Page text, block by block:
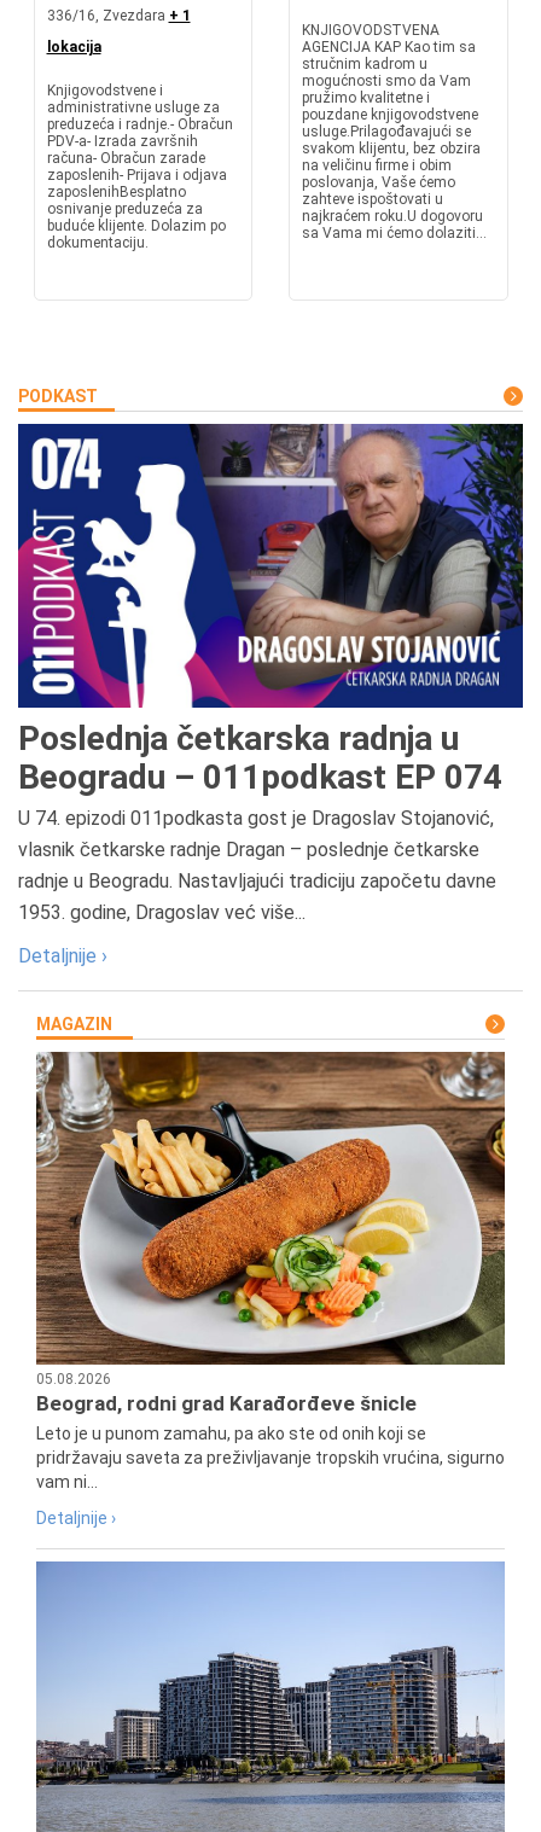
336/16, Zvezdara + 1
lokacija
Knjigovodstvene i
administrativne usluge za
preduzeća i radnje.- Obračun
PDV-a- Izrada završnih
računa- Obračun zarade
zaposlenih- Prijava i odjava
zaposlenihBesplatno
osnivanje preduzeća za
buduće klijente. Dolazim po
dokumentaciju.
KNJIGOVODSTVENA
AGENCIJA KAP Kao tim sa
stručnim kadrom u
mogućnosti smo da Vam
pružimo kvalitetne i
pouzdane knjigovodstvene
usluge.Prilagođavajući se
svakom klijentu, bez obzira
na veličinu firme i obim
poslovanja, Vaše ćemo
zahteve ispoštovati u
najkraćem roku.U dogovoru
sa Vama mi ćemo dolaziti...
PODKAST
Poslednja četkarska radnja u
Beogradu – 011podkast EP 074
U 74. epizodi 011podkasta gost je Dragoslav Stojanović,
vlasnik četkarske radnje Dragan – poslednje četkarske
radnje u Beogradu. Nastavljajući tradiciju započetu davne
1953. godine, Dragoslav već više...
Detaljnije ›
MAGAZIN
05.08.2026
Beograd, rodni grad Karađorđeve šnicle
Leto je u punom zamahu, pa ako ste od onih koji se
pridržavaju saveta za preživljavanje tropskih vrućina, sigurno
vam ni...
Detaljnije ›